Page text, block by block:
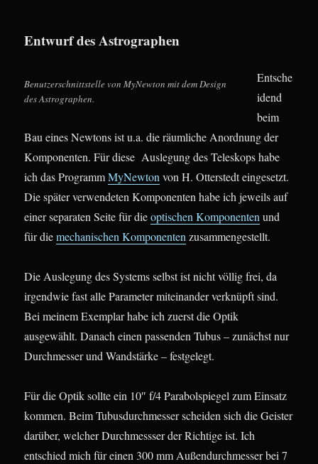
Entwurf des Astrographen
Benutzerschnittstelle von MyNewton mit dem Design
des Astrographen.
Entsche
idend
beim
Bau eines Newtons ist u.a. die räumliche Anordnung der
Komponenten. Für diese Auslegung des Teleskops habe
ich das ProgrammMyNewton von H. Otterstedt eingesetzt.
Die später verwendeten Komponenten habe ich jeweils auf
einer separaten Seite für dieoptischen Komponenten und
für diemechanischen Komponenten zusammengestellt.
Die Auslegung des Systems selbst ist nicht völlig frei, da
irgendwie fast alle Parameter miteinander verknüpft sind.
Bei meinem Exemplar habe ich zuerst die Optik
ausgewählt. Danach einen passenden Tubus – zunächst nur
Durchmesser und Wandstärke – festgelegt.
Für die Optik sollte ein 10″ f/4 Parabolspiegel zum Einsatz
kommen. Beim Tubusdurchmesser scheiden sich die Geister
darüber, welcher Durchmessser der Richtige ist. Ich
entschied mich für einen 300 mm Außendurchmesser bei 7